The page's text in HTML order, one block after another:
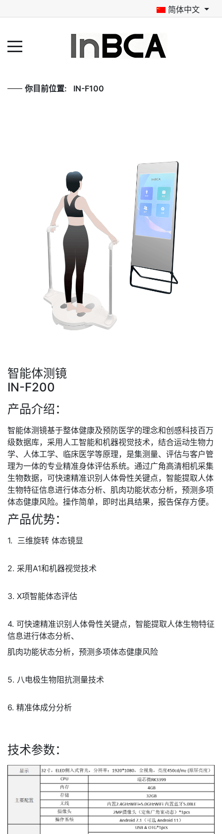
简体中文
你目前位置: IN-F100
智能体测镜
IN-F200
产品介绍：
智能体测镜基于整体健康及预防医学的理念和创感科技百万
级数据库，采用人工智能和机器视觉技术，结合运动生物力
学、人体工学、临床医学等原理，是集测量、评估与客户管
理为一体的专业精准身体评估系统。通过广角高清相机采集
生物数据，可快速精准识别人体骨性关键点，智能提取人体
生物特征信息进行体态分析、肌肉功能状态分析，预测多项
体态健康风险。操作简单，即时出具结果，报告保存方便。
产品优势：
1. 三维旋转 体态镜显
2. 采用A1和机器视觉技术
3. X项智能体态评估
4. 可快速精准识别人体骨性关键点，智能提取人体生物特征
信息进行体态分析、
肌肉功能状态分析，预测多项体态健康风险
5. 八电极生物阻抗测量技术
6. 精准体成分分析
技术参数：